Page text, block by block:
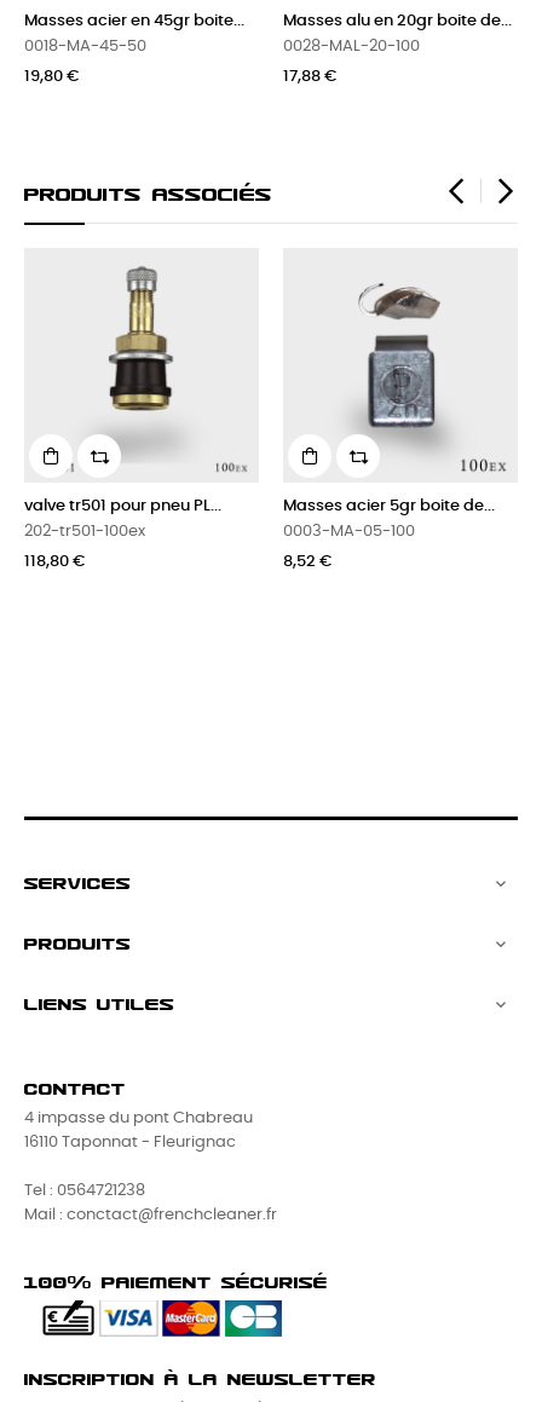
Masses acier en 45gr boite...
0018-MA-45-50
19,80 €
Masses alu en 20gr boite de...
0028-MAL-20-100
17,88 €
Produits Associés
valve tr501 pour pneu PL...
202-tr501-100ex
118,80 €
Masses acier 5gr boite de...
0003-MA-05-100
8,52 €
SERVICES 
PRODUITS 
LIENS UTILES 
CONTACT
4 impasse du pont Chabreau
16110 Taponnat - Fleurignac
Tel : 0564721238
Mail : conctact@frenchcleaner.fr
100% PAIEMENT SÉCURISÉ
INSCRIPTION À LA NEWSLETTER